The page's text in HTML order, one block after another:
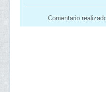
Comentario